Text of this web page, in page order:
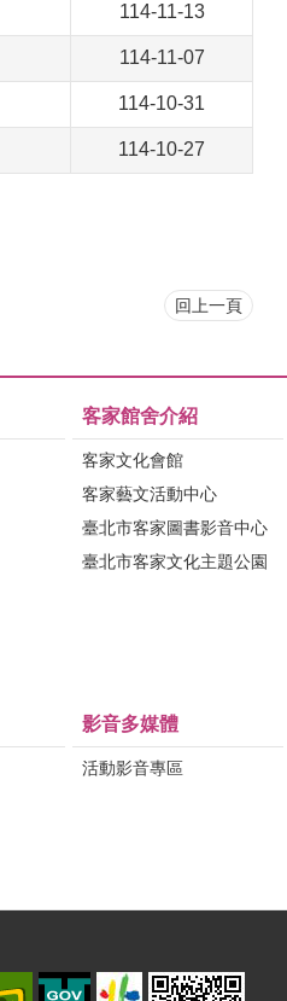
114-11-13
114-11-07
114-10-31
114-10-27
回上一頁
客家館舍介紹
客家文化會館
客家藝文活動中心
臺北市客家圖書影音中心
臺北市客家文化主題公園
影音多媒體
活動影音專區